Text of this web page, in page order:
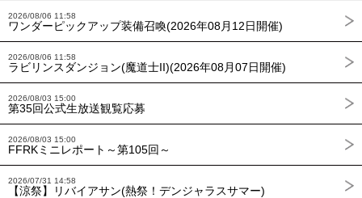
2026/08/06 11:58
ワンダーピックアップ装備召喚(2026年08月12日開催)
2026/08/06 11:58
ラビリンスダンジョン(魔道士II)(2026年08月07日開催)
2026/08/03 15:00
第35回公式生放送観覧応募
2026/08/03 15:00
FFRKミニレポート～第105回～
2026/07/31 14:58
【涼祭】リバイアサン(熱祭！デンジャラスサマー)